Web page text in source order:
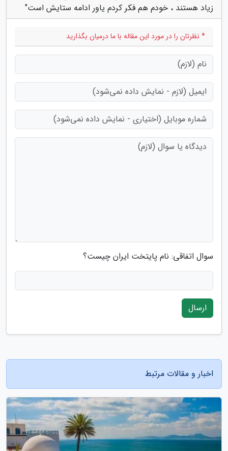
زیاد هستند ، خودم هم فکر کردم یاور ادامه ستایش است"
* نظرتان را در مورد این مقاله با ما درمیان بگذارید
سوال اتفاقی: نام پایتخت ایران چیست؟
ارسال
اخبار و مقالات مرتبط